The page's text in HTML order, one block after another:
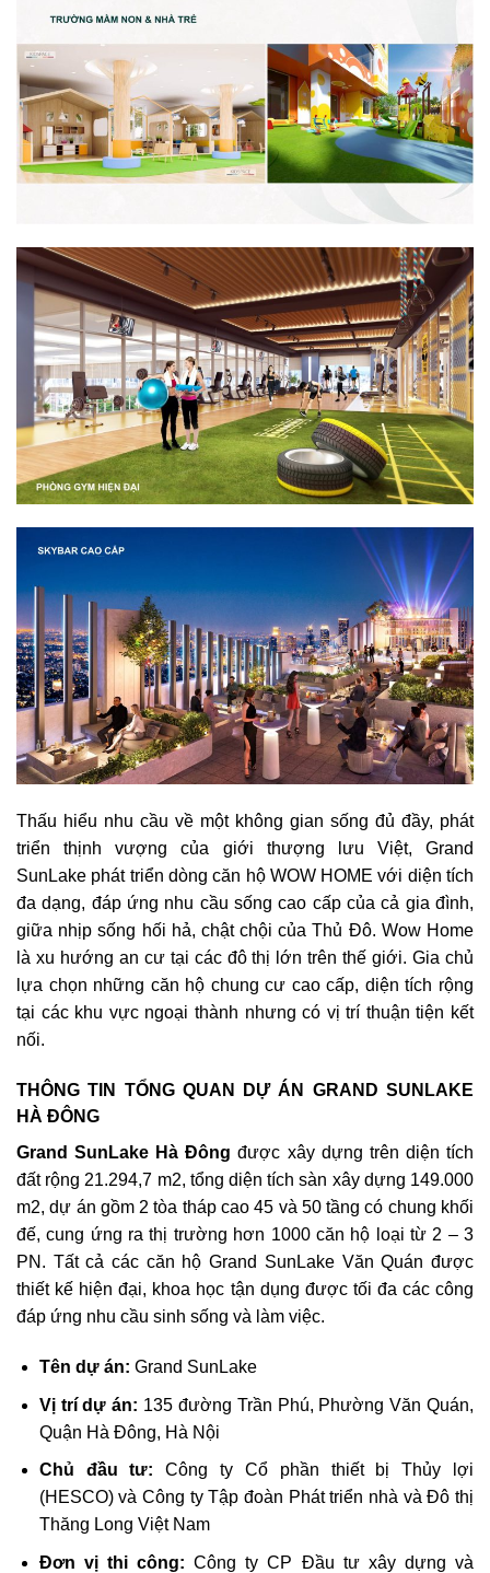
Thấu hiểu nhu cầu về một không gian sống đủ đầy, phát
triển thịnh vượng của giới thượng lưu Việt, Grand
SunLake phát triển dòng căn hộ WOW HOME với diện tích
đa dạng, đáp ứng nhu cầu sống cao cấp của cả gia đình,
giữa nhịp sống hối hả, chật chội của Thủ Đô. Wow Home
là xu hướng an cư tại các đô thị lớn trên thế giới. Gia chủ
lựa chọn những căn hộ chung cư cao cấp, diện tích rộng
tại các khu vực ngoại thành nhưng có vị trí thuận tiện kết
nối.
THÔNG TIN TỔNG QUAN DỰ ÁN GRAND SUNLAKE
HÀ ĐÔNG
Grand SunLake Hà Đông được xây dựng trên diện tích
đất rộng 21.294,7 m2, tổng diện tích sàn xây dựng 149.000
m2, dự án gồm 2 tòa tháp cao 45 và 50 tầng có chung khối
đế, cung ứng ra thị trường hơn 1000 căn hộ loại từ 2 – 3
PN. Tất cả các căn hộ Grand SunLake Văn Quán được
thiết kế hiện đại, khoa học tận dụng được tối đa các công
đáp ứng nhu cầu sinh sống và làm việc.
Tên dự án: Grand SunLake
Vị trí dự án: 135 đường Trần Phú, Phường Văn Quán,
Quận Hà Đông, Hà Nội
Chủ đầu tư: Công ty Cổ phần thiết bị Thủy lợi
(HESCO) và Công ty Tập đoàn Phát triển nhà và Đô thị
Thăng Long Việt Nam
Đơn vị thi công: Công ty CP Đầu tư xây dựng và